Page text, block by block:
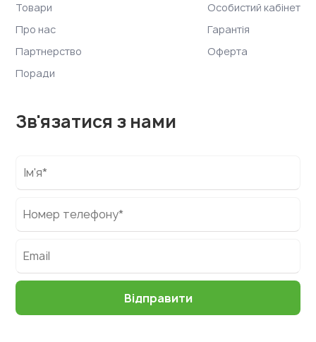
Товари
Про нас
Партнерство
Поради
Особистий кабінет
Гарантія
Оферта
Зв'язатися з нами